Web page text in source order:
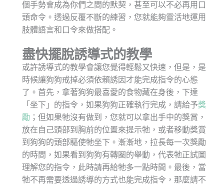
個手勢會成為你們之間的默契，甚至可以不必再用口
頭命令。透過反覆不斷的練習，您就能夠靈活地運用
肢體語言和口令來做搭配。
盡快擺脫誘導式的教學
或許誘導式的教學會讓您覺得輕鬆又快速，但是，是
時候讓狗狗戒掉必須依賴誘因才能完成指令的心態
了。首先，拿著狗狗最喜愛的食物藏在身後，下達
「坐下」的指令，如果狗狗正確執行完成，請給予獎
勵 ；但如果牠沒有做到，您就可以拿出手中的獎賞，
放在自己頭部到胸前的位置來提示牠，或者移動獎賞
到狗狗的頭部驅使牠坐下。漸漸地，拉長每一次獎勵
的時間，如果看到狗狗有轉圈的舉動，代表牠正試圖
理解您的指令，此時請再給牠多一點時間。最後，當
牠不再需要透過誘導的方式也能完成指令，那麼請不